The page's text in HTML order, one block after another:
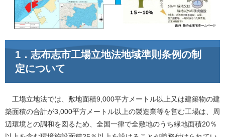
1．志布志市工場立地法地域準則条例の制
定について
工場立地法では、敷地面積9,000平方メートル以上又は建築物の建
築面積の合計が3,000平方メートル以上の製造業等を営む工場は、周
辺環境との調和を図るため、全国一律で全敷地のうち緑地面積20％